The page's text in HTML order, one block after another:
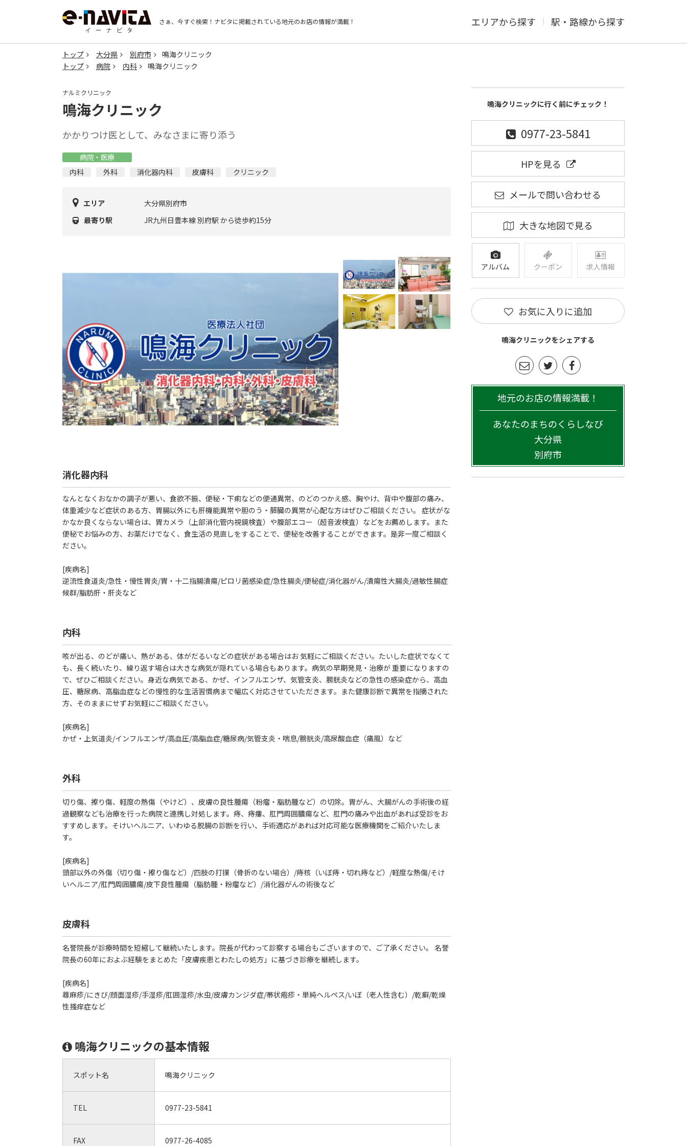
さぁ、今すぐ検索！ ナビタに掲載されている地元のお店の情報が満載！ エリアから探す 駅・路線から探す
トップ 大分県 別府市
鳴海クリニック
トップ
病院 内科 鳴海クリニック
ナルミクリニック
鳴海クリニック
かかりつけ医として、みなさまに寄り添う
病院・医療
内科
外科 消化器内科 皮膚科 クリニック
エリア
大分県別府市
最寄り駅
JR九州日豊本線 別府駅 から徒歩約15分
消化器内科
なんとなくおなかの調子が悪い、食欲不振、便秘・下痢などの便通異常、のどのつかえ感、胸やけ、背中や腹部の痛み、
体重減少など症状のある方、胃腸以外にも肝機能異常や胆のう・膵臓の異常が心配な方はぜひご相談ください。 症状がな
かなか良くならない場合は、胃カメラ（上部消化管内視鏡検査）や腹部エコー（超音波検査）などをお薦めします。また
便秘でお悩みの方、お薬だけでなく、食生活の見直しをすることで、便秘を改善することができます。是非一度ご相談く
ださい。
[疾病名]
逆流性食道炎/急性・慢性胃炎/胃・十二指腸潰瘍/ピロリ菌感染症/急性腸炎/便秘症/消化器がん/潰瘍性大腸炎/過敏性腸症
候群/脂肪肝・肝炎など
内科
咳が出る、のどが痛い、熱がある、体がだるいなどの症状がある場合はお 気軽にご相談ください。たいした症状でなくて
も、長く続いたり、繰り返す場合は大きな病気が隠れている場合もあります。病気の早期発見・治療が 重要になりますの
で、ぜひご相談ください。身近な病気である、かぜ、インフルエンザ、気管支炎、膀胱炎などの急性の感染症から、高血
圧、糖尿病、高脂血症などの慢性的な生活習慣病まで幅広く対応させていただきます。また健康診断で異常を指摘された
方、そのままにせずお気軽にご相談ください。
[疾病名]
かぜ・上気道炎/インフルエンザ/高血圧/高脂血症/糖尿病/気管支炎・喘息/膀胱炎/高尿酸血症（痛風）など
外科
切り傷、擦り傷、軽度の熱傷（やけど）、皮膚の良性腫瘍（粉瘤・脂肪腫など）の切除。胃がん、大腸がんの手術後の経
過観察なども治療を行った病院と連携し対処します。痔、痔瘻、肛門周囲膿瘍など、肛門の痛みや出血があれば受診をお
すすめします。そけいヘルニア、いわゆる脱腸の診断を行い、手術適応があれば対応可能な医療機関をご紹介いたしま
す。
[疾病名]
頭部以外の外傷（切り傷・擦り傷など）/四肢の打撲（骨折のない場合）/痔核（いぼ痔・切れ痔など）/軽度な熱傷/そけ
いヘルニア/肛門周囲膿瘍/皮下良性腫瘍（脂肪腫・粉瘤など）/消化器がんの術後など
皮膚科
名誉院長が診療時間を短縮して継続いたします。院長が代わって診察する場合もございますので、ご了承ください。 名誉
院長の60年におよぶ経験をまとめた「皮膚疾患とわたしの処方」に基づき診療を継続します。
[疾病名]
蕁麻疹/にきび/顔面湿疹/手湿疹/肛囲湿疹/水虫/皮膚カンジダ症/帯状疱疹・単純ヘルペス/いぼ（老人性含む）/乾癬/乾燥
性搔痒症など
鳴海クリニックの基本情報
スポット名 鳴海クリニック
TEL 0977-23-5841
FAX 0977-26-4085
鳴海クリニックに行く前にチェック！
0977-23-5841
HPを見る
メールで問い合わせる
大きな地図で見る
アルバム クーポン 求人情報
お気に入りに追加
鳴海クリニックをシェアする
地元のお店の情報満載！
あなたのまちのくらしなび
大分県
別府市